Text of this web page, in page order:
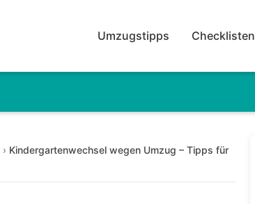
Umzugstipps Checklisten
› Kindergartenwechsel wegen Umzug – Tipps für